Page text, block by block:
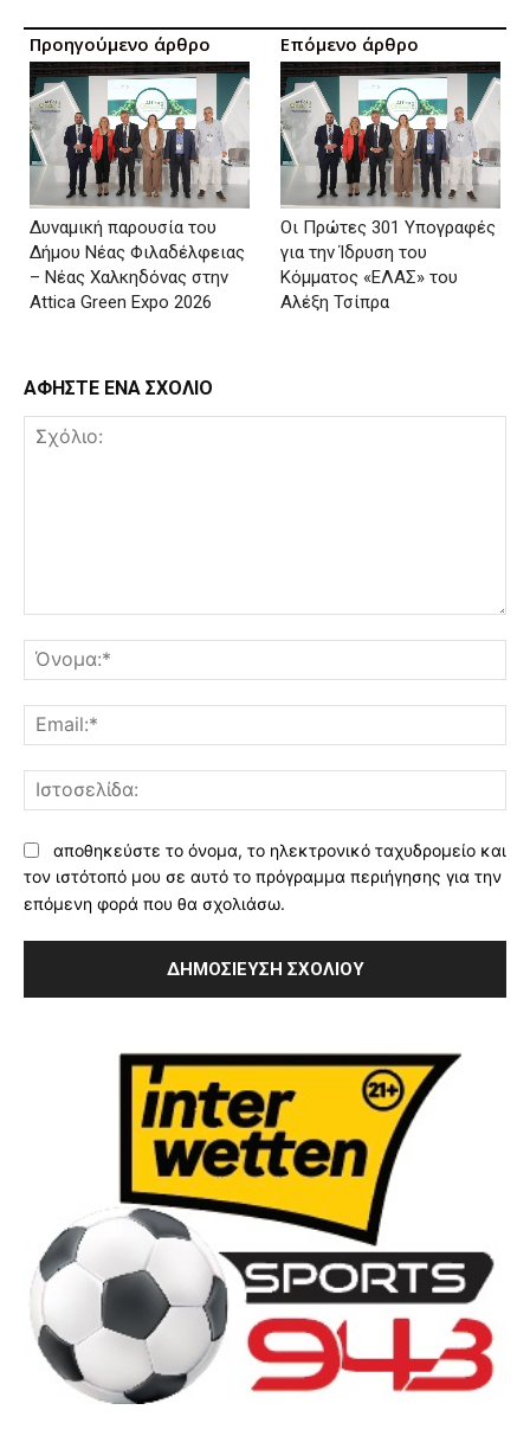
Προηγούμενο άρθρο
Δυναμική παρουσία του
Δήμου Νέας Φιλαδέλφειας
– Νέας Χαλκηδόνας στην
Attica Green Expo 2026
Επόμενο άρθρο
Οι Πρώτες 301 Υπογραφές
για την Ίδρυση του
Κόμματος «ΕΛΑΣ» του
Αλέξη Τσίπρα
ΑΦΗΣΤΕ ΕΝΑ ΣΧΟΛΙΟ
αποθηκεύστε το όνομα, το ηλεκτρονικό ταχυδρομείο και
τον ιστότοπό μου σε αυτό το πρόγραμμα περιήγησης για την
επόμενη φορά που θα σχολιάσω.